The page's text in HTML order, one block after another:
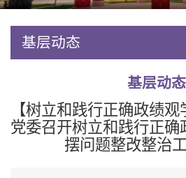
基层动态
基层动态
【树立和践行正确政绩
党委召开树立和践行正确
摆问题整改整治